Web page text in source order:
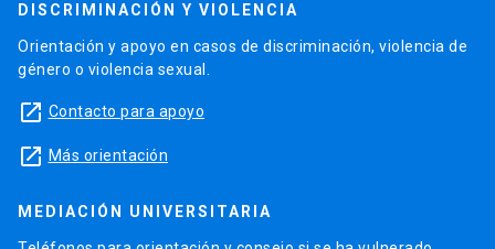
DISCRIMINACIÓN Y VIOLENCIA
Orientación y apoyo en casos de discriminación, violencia de
género o violencia sexual.
launch Contacto para apoyo
launch Más orientación
MEDIACIÓN UNIVERSITARIA